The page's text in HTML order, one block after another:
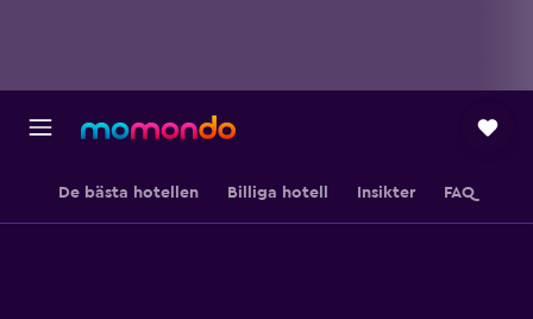
De bästa hotellen Billiga hotell Insikter FAQ